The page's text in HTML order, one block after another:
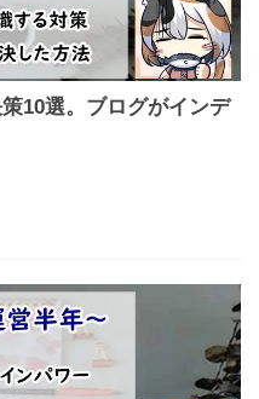
10選。ブログがインデ